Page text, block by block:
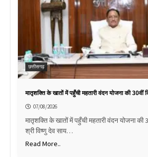
छत्तीसगढ़
मातृशक्ति के खातों में पहुँची महतारी वंदन योजना की 30वीं
07/08/2026
मातृशक्ति के खातों में पहुँची महतारी वंदन योजना की
श्री विष्णु देव साय…
Read More..